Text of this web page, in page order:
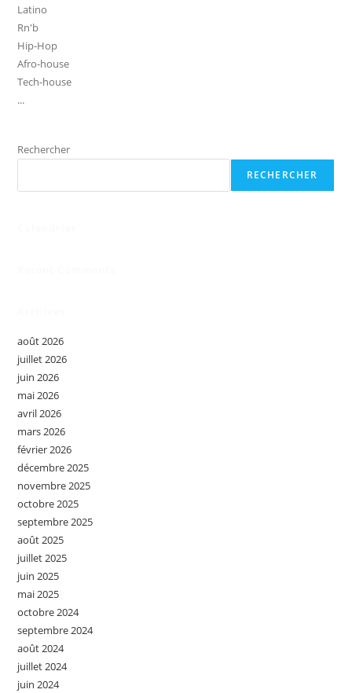
Latino
Rn'b
Hip-Hop
Afro-house
Tech-house
...
Rechercher
RECHERCHER
août 2026
juillet 2026
juin 2026
mai 2026
avril 2026
mars 2026
février 2026
décembre 2025
novembre 2025
octobre 2025
septembre 2025
août 2025
juillet 2025
juin 2025
mai 2025
octobre 2024
septembre 2024
août 2024
juillet 2024
juin 2024